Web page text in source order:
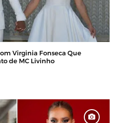
Virginia Fonseca Que
de MC Livinho